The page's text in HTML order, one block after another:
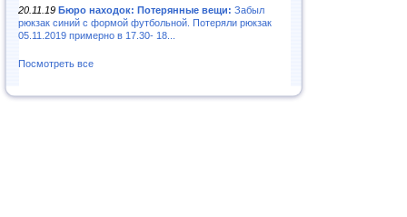
20.11.19 Бюро находок: Потерянные вещи: Забыл
рюкзак синий с формой футбольной. Потеряли рюкзак
05.11.2019 примерно в 17.30- 18...
Посмотреть все